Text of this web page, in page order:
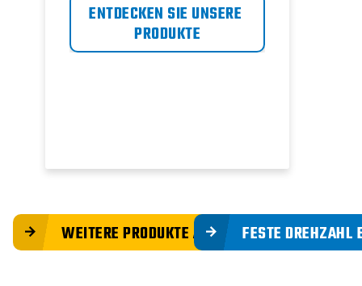
ENTDECKEN SIE UNSERE
PRODUKTE
WEITERE PRODUKTE ANZEIGENFESTE DREHZAHL